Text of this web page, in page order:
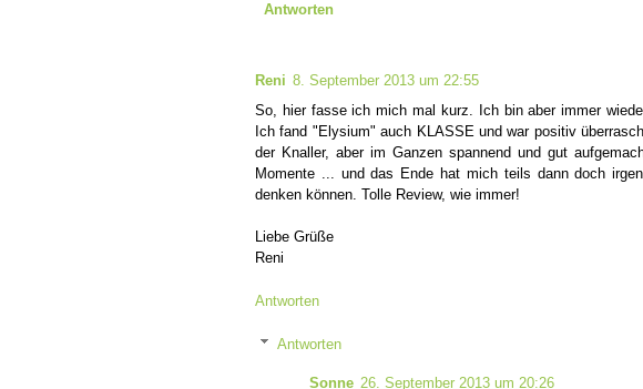
Antworten
Reni 8. September 2013 um 22:55
So, hier fasse ich mich mal kurz. Ich bin aber immer
Ich fand "Elysium" auch KLASSE und war positiv
der Knaller, aber im Ganzen spannend und gut
Momente ... und das Ende hat mich teils dann doch
denken können. Tolle Review, wie immer!
Liebe Grüße
Reni
Antworten
Antworten
Sonne 26. September 2013 um 20:26